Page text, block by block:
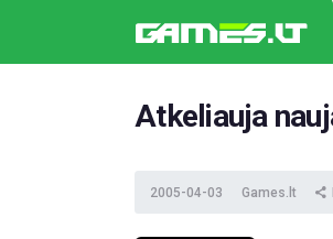
Atkeliauja
2005-04-03 Games.lt